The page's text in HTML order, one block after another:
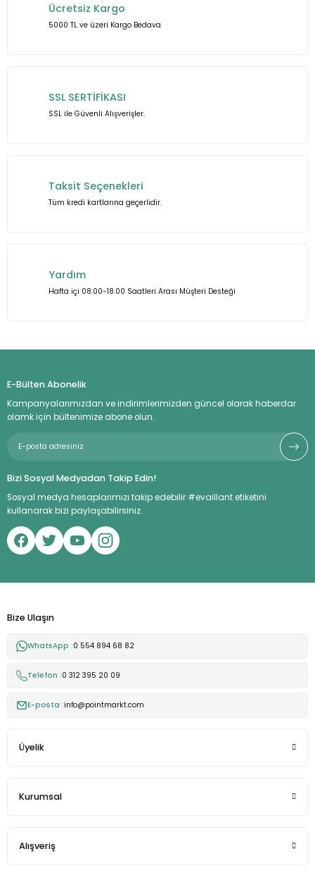
Görüş ve önerileriniz için teşekkür ederiz.
Ürün fiyatı diğer sitelerden daha pahalı.
Ücretsiz Kargo
5000 TL ve üzeri Kargo Bedava
SSL SERTİFİKASI
SSL ile Güvenli Alışverişler.
Taksit Seçenekleri
Tüm kredi kartlarına geçerlidir.
Yardım
Hafta içi 08.00-18.00 Saatleri Arası Müşteri Desteği
E-Bülten Abonelik
Kampanyalarımızdan ve indirimlerimizden güncel olarak haberdar
olamk için bültenimize abone olun.
Bizi Sosyal Medyadan Takip Edin!
Sosyal medya hesaplarımızı takip edebilir #evaillant etiketini
kullanarak bizi paylaşabilirsiniz.
Üyelik
Kurumsal
Alışveriş
Bize Ulaşın
WhatsApp :0 554 894 68 82
Telefon :0 312 395 20 09
E-posta :info@pointmarkt.com